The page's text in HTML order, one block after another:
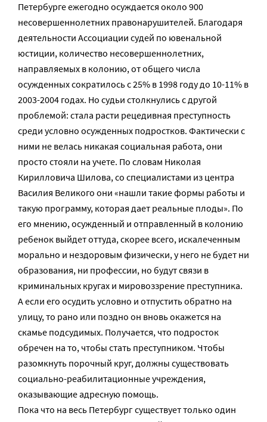
Петербурге ежегодно осуждается около 900
несовершеннолетних правонарушителей. Благодаря
деятельности Ассоциации судей по ювенальной
юстиции, количество несовершеннолетних,
направляемых в колонию, от общего числа
осужденных сократилось с 25% в 1998 году до 10-11% в
2003-2004 годах. Но судьи столкнулись с другой
проблемой: стала расти рецедивная преступность
среди условно осужденных подростков. Фактически с
ними не велась никакая социальная работа, они
просто стояли на учете. По словам Николая
Кирилловича Шилова, со специалистами из центра
Василия Великого они «нашли такие формы работы и
такую программу, которая дает реальные плоды». По
его мнению, осужденный и отправленный в колонию
ребенок выйдет оттуда, скорее всего, искалеченным
морально и нездоровым физически, у него не будет ни
образования, ни профессии, но будут связи в
криминальных кругах и мировоззрение преступника.
А если его осудить условно и отпустить обратно на
улицу, то рано или поздно он вновь окажется на
скамье подсудимых. Получается, что подросток
обречен на то, чтобы стать преступником. Чтобы
разомкнуть порочный круг, должны существовать
социально-реабилитационные учреждения,
оказывающие адресную помощь.
Пока что на весь Петербург существует только один